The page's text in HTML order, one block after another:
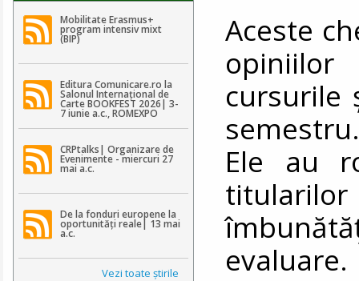
Mobilitate Erasmus+
program intensiv mixt
(BIP)
Editura Comunicare.ro la
Salonul Internațional de
Carte BOOKFEST 2026| 3-
7 iunie a.c., ROMEXPO
CRPtalks| Organizare de
Evenimente - miercuri 27
mai a.c.
De la fonduri europene la
oportunități reale| 13 mai
a.c.
Vezi toate ştirile
Aceste
cursurile
Ele au
evaluare.